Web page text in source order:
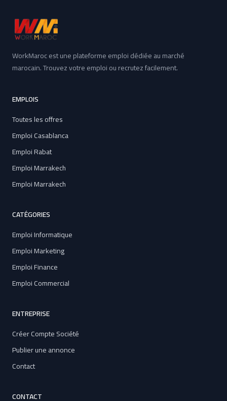
WorkMaroc est une plateforme emploi dédiée au marché
marocain. Trouvez votre emploi ou recrutez facilement.
EMPLOIS
Toutes les offres
Emploi Casablanca
Emploi Rabat
Emploi Marrakech
Emploi Marrakech
CATÉGORIES
Emploi Informatique
Emploi Marketing
Emploi Finance
Emploi Commercial
ENTREPRISE
Créer Compte Société
Publier une annonce
Contact
CONTACT